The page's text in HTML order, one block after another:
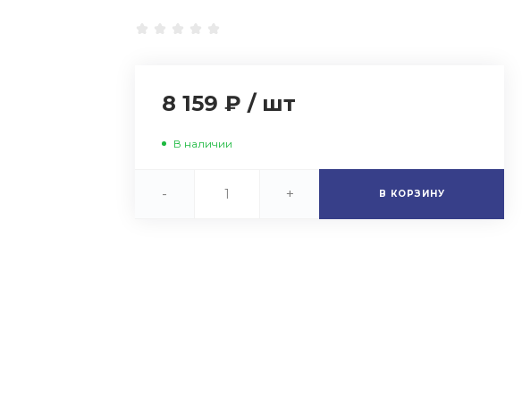
8 159 ₽ / шт
В наличии
- + В КОРЗИНУ